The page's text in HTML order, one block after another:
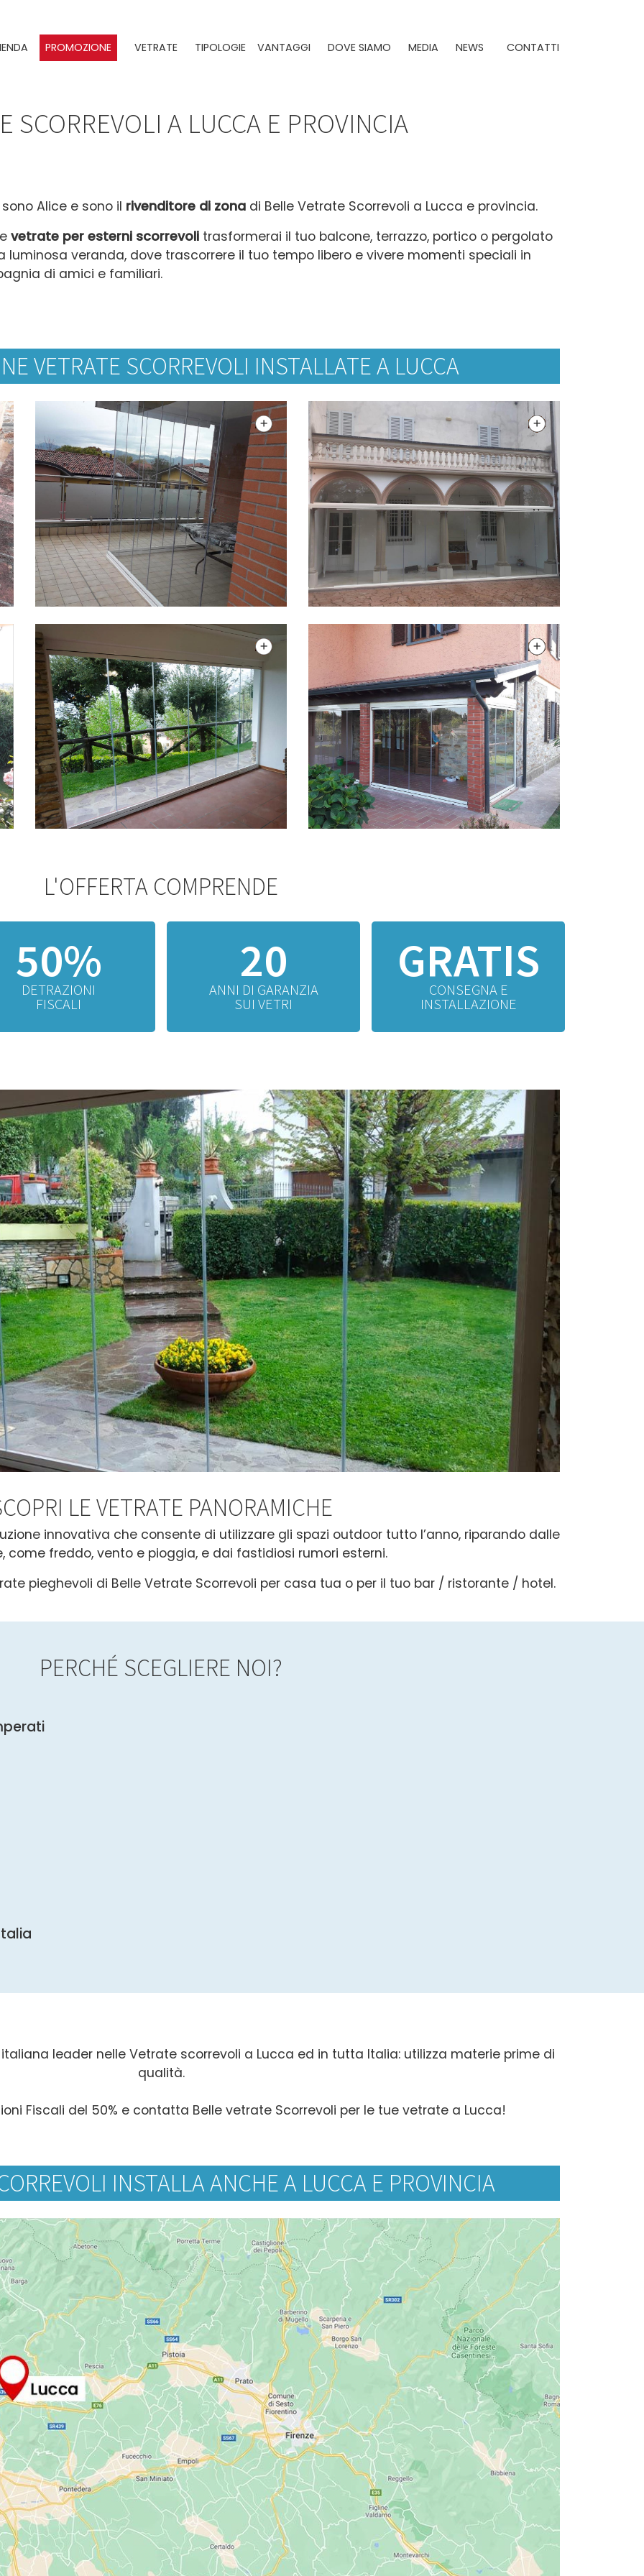
PROMOZIONE VETRATE TIPOLOGIE VANTAGGI DOVE SIAMO MEDIA NEWS CONTATTI
SCORREVOLI A LUCCA E PROVINCIA
Alice e sono il rivenditore di zona di Belle Vetrate Scorrevoli a Lucca e provincia.
vetrate per esterni scorrevoli trasformerai il tuo balcone, terrazzo, portico o pergolato
luminosa veranda, dove trascorrere il tuo tempo libero e vivere momenti speciali in
di amici e familiari.
VETRATE SCORREVOLI INSTALLATE A LUCCA
L'OFFERTA COMPRENDE
50%
DETRAZIONI
FISCALI
20
ANNI DI GARANZIA
SUI VETRI
GRATIS
CONSEGNA E
INSTALLAZIONE
LE VETRATE PANORAMICHE
innovativa che consente di utilizzare gli spazi outdoor tutto l’anno, riparando dalle
come freddo, vento e pioggia, e dai fastidiosi rumori esterni.
pieghevoli di Belle Vetrate Scorrevoli per casa tua o per il tuo bar / ristorante / hotel.
PERCHÉ SCEGLIERE NOI?
leader nelle Vetrate scorrevoli a Lucca ed in tutta Italia: utilizza materie prime di
qualità.
Fiscali del 50% e contatta Belle vetrate Scorrevoli per le tue vetrate a Lucca!
INSTALLA ANCHE A LUCCA E PROVINCIA